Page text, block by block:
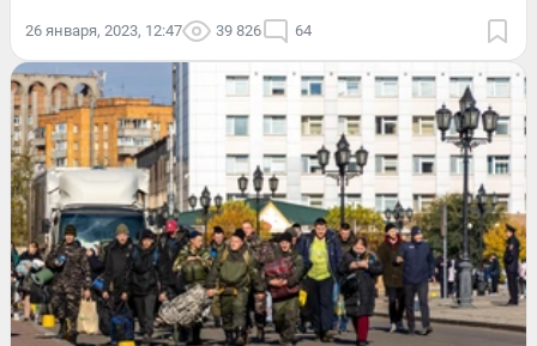
26 января, 2023, 12:47 39 826 64